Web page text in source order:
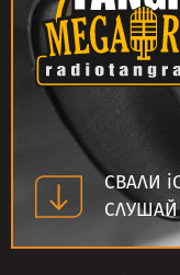
СВАЛИ
СЛУШАЙ